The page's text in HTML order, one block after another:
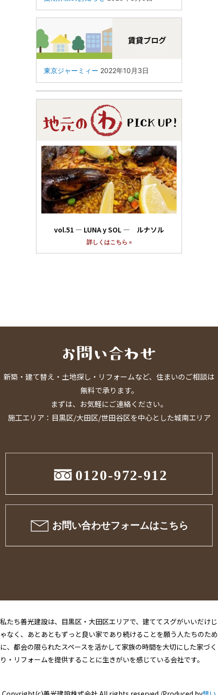
東京ジャーミィー 2022年10月3日
vol.51 ― LUNA y SOL ― ルナソル
詳しくはこちら »
新築・建て替え・土地探し・リフォームなど、住まいのご相談は
無料で承ります。
まずは、お気軽にご連絡ください。
施工エリア：目黒区/大田区/世田谷区を中心とした城南エリア
私たち善光建設は、目黒区・大田区エリアで、建ててスグがいいだけじ
ゃなく、あとあともずっと良い家であり続けることを願う人たちのため
に、都会の限られたスペースを活かして家族の時間を大切にした家づく
り・リフォームを提供することに生きがいを感じている会社です。